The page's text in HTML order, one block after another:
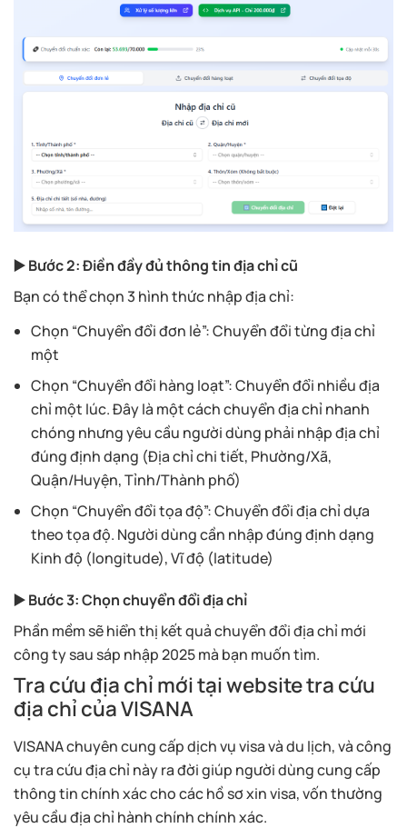
▶️ Bước 2: Điền đầy đủ thông tin địa chỉ cũ
Bạn có thể chọn 3 hình thức nhập địa chỉ:
Chọn “Chuyển đổi đơn lẻ”: Chuyển đổi từng địa chỉ
một
Chọn “Chuyển đổi hàng loạt”: Chuyển đổi nhiều địa
chỉ một lúc. Đây là một cách chuyển địa chỉ nhanh
chóng nhưng yêu cầu người dùng phải nhập địa chỉ
đúng định dạng (Địa chỉ chi tiết, Phường/Xã,
Quận/Huyện, Tỉnh/Thành phố)
Chọn “Chuyển đổi tọa độ”: Chuyển đổi địa chỉ dựa
theo tọa độ. Người dùng cần nhập đúng định dạng
Kinh độ (longitude), Vĩ độ (latitude)
▶️ Bước 3: Chọn chuyển đổi địa chỉ
Phần mềm sẽ hiển thị kết quả chuyển đổi địa chỉ mới
công ty sau sáp nhập 2025 mà bạn muốn tìm.
Tra cứu địa chỉ mới tại website tra cứu
địa chỉ của VISANA
VISANA chuyên cung cấp dịch vụ visa và du lịch, và công
cụ tra cứu địa chỉ này ra đời giúp người dùng cung cấp
thông tin chính xác cho các hồ sơ xin visa, vốn thường
yêu cầu địa chỉ hành chính chính xác.